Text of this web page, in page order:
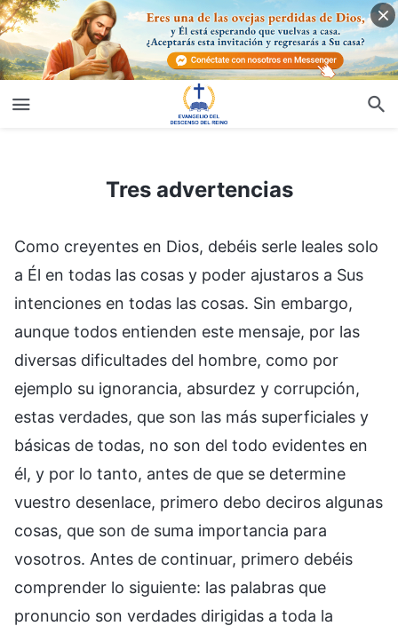
Tres advertencias
Como creyentes en Dios, debéis serle leales solo
a Él en todas las cosas y poder ajustaros a Sus
intenciones en todas las cosas. Sin embargo,
aunque todos entienden este mensaje, por las
diversas dificultades del hombre, como por
ejemplo su ignorancia, absurdez y corrupción,
estas verdades, que son las más superficiales y
básicas de todas, no son del todo evidentes en
él, y por lo tanto, antes de que se determine
vuestro desenlace, primero debo deciros algunas
cosas, que son de suma importancia para
vosotros. Antes de continuar, primero debéis
comprender lo siguiente: las palabras que
pronuncio son verdades dirigidas a toda la